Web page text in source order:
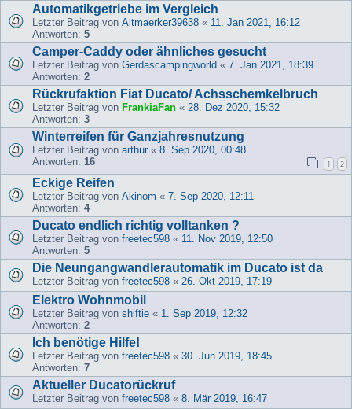
Automatikgetriebe im Vergleich
Letzter Beitrag von Altmaerker39638 « 11. Jan 2021, 16:12
Antworten: 5
Camper-Caddy oder ähnliches gesucht
Letzter Beitrag von Gerdascampingworld « 7. Jan 2021, 18:39
Antworten: 2
Rückrufaktion Fiat Ducato/ Achsschemkelbruch
Letzter Beitrag von FrankiaFan « 28. Dez 2020, 15:32
Antworten: 3
Winterreifen für Ganzjahresnutzung
Letzter Beitrag von arthur « 8. Sep 2020, 00:48
Antworten: 16 1 2
Eckige Reifen
Letzter Beitrag von Akinom « 7. Sep 2020, 12:11
Antworten: 4
Ducato endlich richtig volltanken ?
Letzter Beitrag von freetec598 « 11. Nov 2019, 12:50
Antworten: 5
Die Neungangwandlerautomatik im Ducato ist da
Letzter Beitrag von freetec598 « 26. Okt 2019, 17:19
Elektro Wohnmobil
Letzter Beitrag von shiftie « 1. Sep 2019, 12:32
Antworten: 2
Ich benötige Hilfe!
Letzter Beitrag von freetec598 « 30. Jun 2019, 18:45
Antworten: 7
Aktueller Ducatorückruf
Letzter Beitrag von freetec598 « 8. Mär 2019, 16:47